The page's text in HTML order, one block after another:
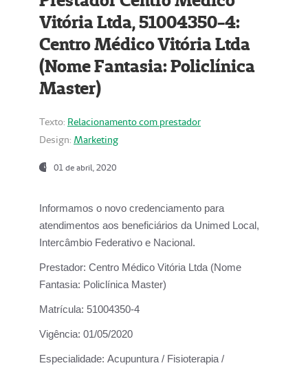
Vitória Ltda, 51004350-4:
Centro Médico Vitória Ltda
(Nome Fantasia: Policlínica
Master)
Texto: Relacionamento com prestador
Design: Marketing
01 de abril, 2020
Informamos o novo credenciamento para
atendimentos aos beneficiários da Unimed Local,
Intercâmbio Federativo e Nacional.
Prestador: Centro Médico Vitória Ltda (Nome
Fantasia: Policlínica Master)
Matrícula: 51004350-4
Vigência: 01/05/2020
Especialidade: Acupuntura / Fisioterapia /